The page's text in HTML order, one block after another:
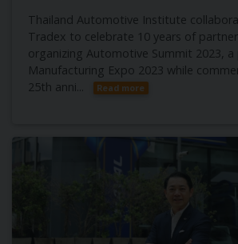
Thailand Automotive Institute
Tradex to celebrate 10 years of
organizing Automotive Summit 2023,
Manufacturing Expo 2023 while
25th anni...
Read more